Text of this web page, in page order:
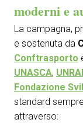
moderni e
La campagna,
e sostenuta da
Conftrasporto
UNASCA,
Fondazione
standard
attraverso: